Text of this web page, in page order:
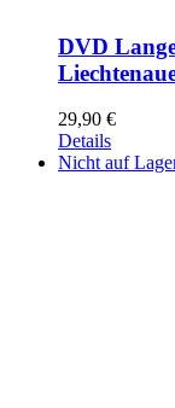
DVD
29,90 €
Details
Nicht auf